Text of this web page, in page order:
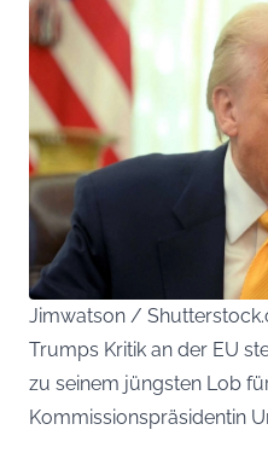
Jimwatson /
Trumps Kritik an der EU
zu seinem jüngsten Lob
Kommissionspräsidentin